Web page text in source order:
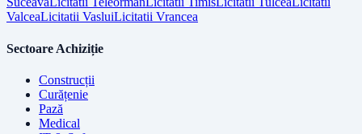
ValceaLicitatii VasluiLicitatii Vrancea
Sectoare Achiziție
Construcții
Curățenie
Pază
Medical